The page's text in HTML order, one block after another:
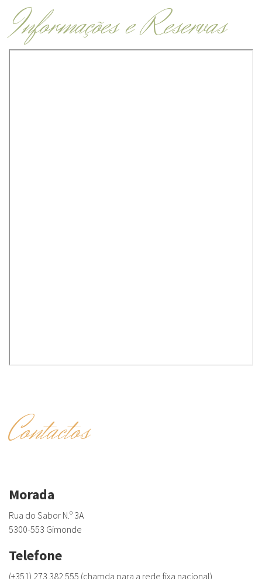
Informações e Reservas
Contactos
Morada
Rua do Sabor N.º 3A
5300-553 Gimonde
Telefone
(+351) 273 382 555 (chamda para a rede fixa nacional)